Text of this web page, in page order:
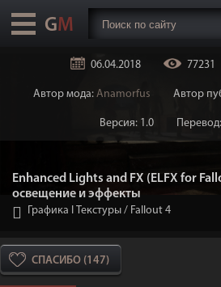
06.04.2018 77231
Автор мода: Anamorfus Автор
Версия: 1.0
Enhanced Lights and FX (ELFX for
освещение и эффекты
Графика I Текстуры / Fallout 4
СПАСИБО (147)